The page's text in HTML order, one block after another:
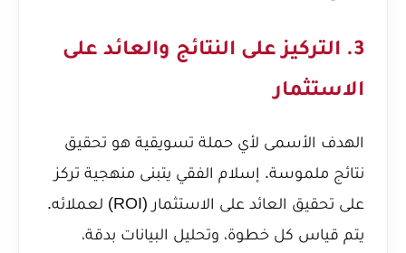
3. التركيز على النتائج والعائد على
الاستثمار
الهدف الأسمى لأي حملة تسويقية هو تحقيق
نتائج ملموسة. إسلام الفقي يتبنى منهجية تركز
على تحقيق العائد على الاستثمار (ROI) لعملائه.
يتم قياس كل خطوة، وتحليل البيانات بدقة،